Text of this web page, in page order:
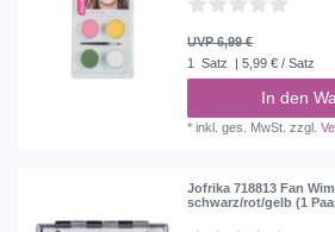
UVP 6,99 €
1 Satz | 5,99 € / Satz
In den
*inkl. ges. MwSt. zzgl.
Jofrika 718813 Fan
schwarz/rot/gelb (1